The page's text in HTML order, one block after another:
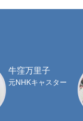
牛窪万里子
元NHKキャスター